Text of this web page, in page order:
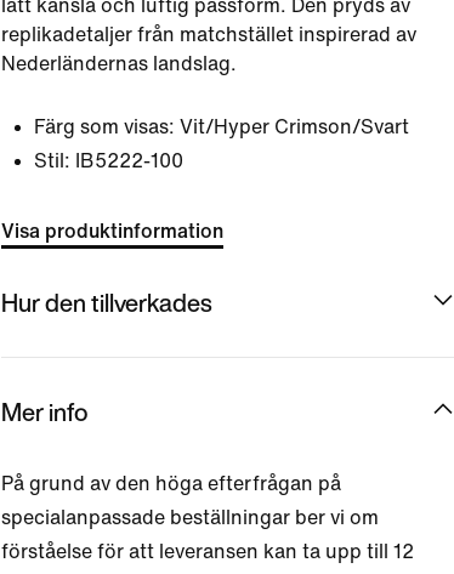
lätt känsla och luftig passform. Den pryds av
replikadetaljer från matchstället inspirerad av
Nederländernas landslag.
Färg som visas: Vit/Hyper Crimson/Svart
Stil:
IB5222-100
Visa produktinformation
Hur den tillverkades
Mer info
På grund av den höga efterfrågan på
specialanpassade beställningar ber vi om
förståelse för att leveransen kan ta upp till 12